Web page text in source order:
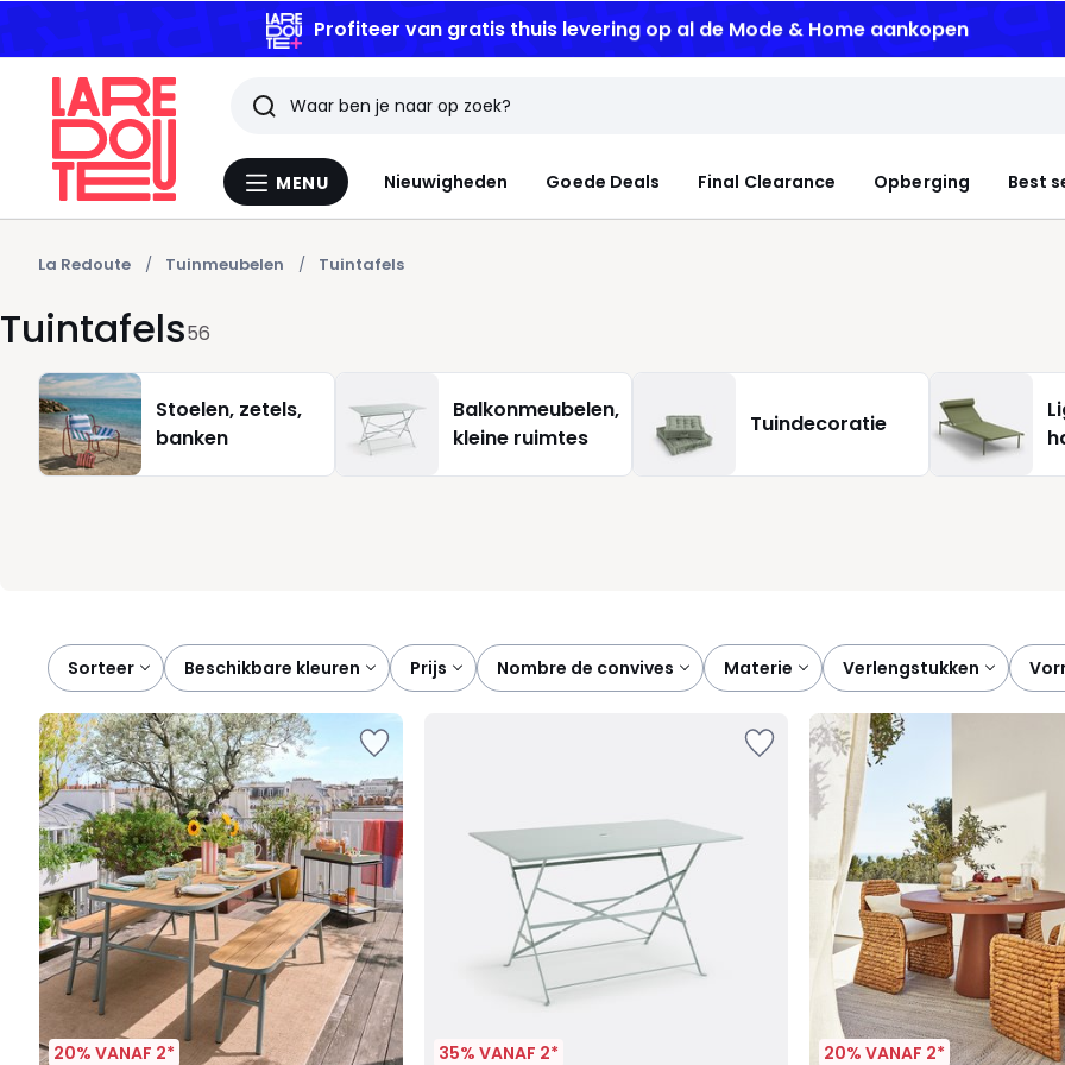
Profiteer van gratis thuis leveringop al de Mode & Home aankopen
Menu
MENU Nieuwigheden Goede Deals Final Clearance Opberging Best
Zoeken
Laatst
bekeken
artikelen
La Redoute Tuinmeubelen Tuintafels
Tuintafels56
Stoelen, zetels,
banken
Balkonmeubelen,
kleine ruimtes
Tuindecoratie
Sorteer
beschikbare kleuren prijs nombre de convives materie verlengstukken
20% VANAF 2* 35% VANAF 2* 20% VANAF 2*